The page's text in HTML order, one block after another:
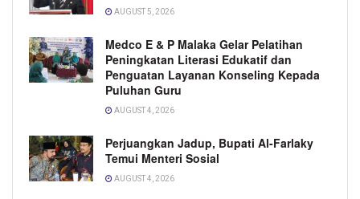
AUGUST 5, 2026
Medco E & P Malaka Gelar Pelatihan
Peningkatan Literasi Edukatif dan
Penguatan Layanan Konseling Kepada
Puluhan Guru
AUGUST 4, 2026
Perjuangkan Jadup, Bupati Al-Farlaky
Temui Menteri Sosial
AUGUST 4, 2026